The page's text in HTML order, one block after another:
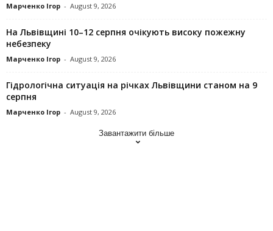
Марченко Ігор - August 9, 2026
На Львівщині 10–12 серпня очікують високу пожежну
небезпеку
Марченко Ігор - August 9, 2026
Гідрологічна ситуація на річках Львівщини станом на 9
серпня
Марченко Ігор - August 9, 2026
Завантажити більше